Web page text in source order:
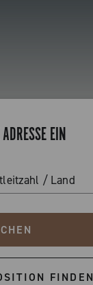
EIN
/ Land
FINDEN